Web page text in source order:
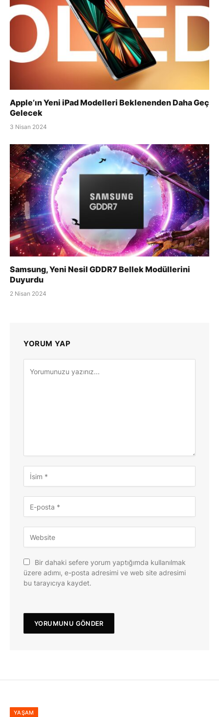
Apple’ın Yeni iPad Modelleri Beklenenden Daha Geç
Gelecek
3 Nisan 2024
Samsung, Yeni Nesil GDDR7 Bellek Modüllerini
Duyurdu
2 Nisan 2024
YORUM YAP
Bir dahaki sefere yorum yaptığımda kullanılmak
üzere adımı, e-posta adresimi ve web site adresimi
bu tarayıcıya kaydet.
YAŞAM